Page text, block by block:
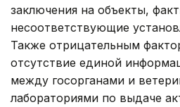
заключения на объекты,
несоответствующие
Также отрицательным
отсутствие единой
между госорганами и
лабораториями по выдаче